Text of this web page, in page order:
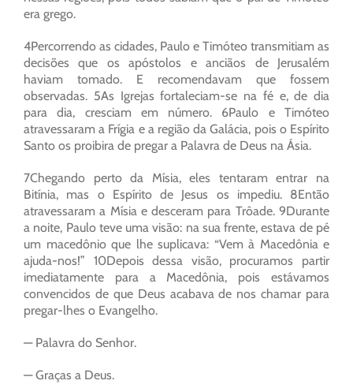
era grego.
4Percorrendo as cidades, Paulo e Timóteo transmitiam as
decisões que os apóstolos e anciãos de Jerusalém
haviam tomado. E recomendavam que fossem
observadas. 5As Igrejas fortaleciam-se na fé e, de dia
para dia, cresciam em número. 6Paulo e Timóteo
atravessaram a Frígia e a região da Galácia, pois o Espírito
Santo os proibira de pregar a Palavra de Deus na Ásia.
7Chegando perto da Mísia, eles tentaram entrar na
Bitínia, mas o Espírito de Jesus os impediu. 8Então
atravessaram a Mísia e desceram para Trôade. 9Durante
a noite, Paulo teve uma visão: na sua frente, estava de pé
um macedônio que lhe suplicava: “Vem à Macedônia e
ajuda-nos!” 10Depois dessa visão, procuramos partir
imediatamente para a Macedônia, pois estávamos
convencidos de que Deus acabava de nos chamar para
pregar-lhes o Evangelho.
— Palavra do Senhor.
— Graças a Deus.